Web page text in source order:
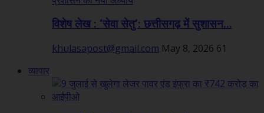
विशेष लेख : ‘सेवा सेतु’: छत्तीसगढ़ में सुशासन...
khulasapost@gmail.com May 8, 2026 61
व्यापार